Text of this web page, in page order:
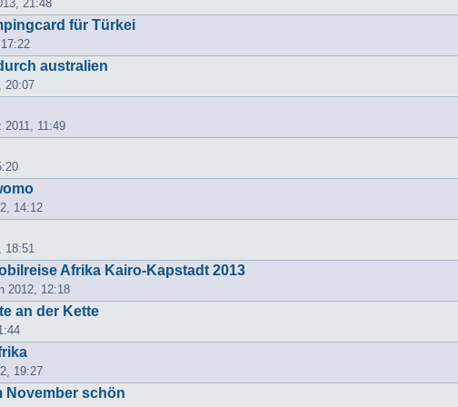
21:48
für Türkei
australien
20:07
2011, 11:49
14:12
18:51
Afrika Kairo-Kapstadt 2013
2012, 12:18
an der Kette
19:27
November schön